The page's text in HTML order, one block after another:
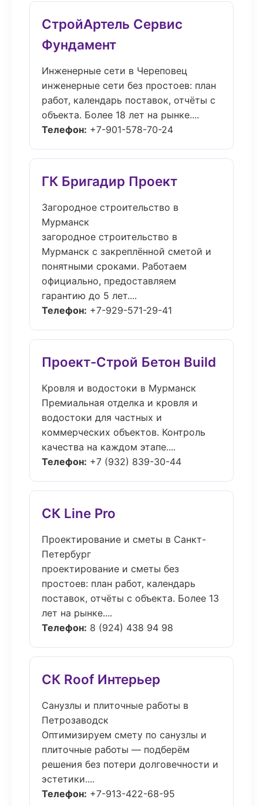
СтройАртель Сервис
Фундамент
Инженерные сети в Череповец
инженерные сети без простоев: план
работ, календарь поставок, отчёты с
объекта. Более 18 лет на рынке....
Телефон: +7-901-578-70-24
ГК Бригадир Проект
Загородное строительство в
Мурманск
загородное строительство в
Мурманск с закреплённой сметой и
понятными сроками. Работаем
официально, предоставляем
гарантию до 5 лет....
Телефон: +7-929-571-29-41
Проект-Строй Бетон Build
Кровля и водостоки в Мурманск
Премиальная отделка и кровля и
водостоки для частных и
коммерческих объектов. Контроль
качества на каждом этапе....
Телефон: +7 (932) 839-30-44
СК Line Pro
Проектирование и сметы в Санкт-
Петербург
проектирование и сметы без
простоев: план работ, календарь
поставок, отчёты с объекта. Более 13
лет на рынке....
Телефон: 8 (924) 438 94 98
СК Roof Интерьер
Санузлы и плиточные работы в
Петрозаводск
Оптимизируем смету по санузлы и
плиточные работы — подберём
решения без потери долговечности и
эстетики....
Телефон: +7-913-422-68-95